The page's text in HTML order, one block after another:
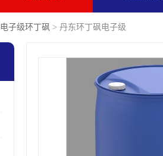
电子级环丁砜 > 丹东环丁砜电子级